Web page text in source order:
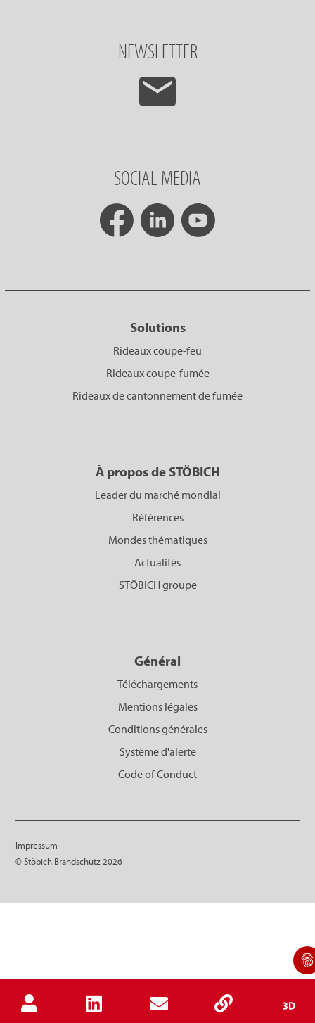
NEWSLETTER
SOCIAL MEDIA
Solutions
Rideaux coupe-feu
Rideaux coupe-fumée
Rideaux de cantonnement de fumée
À propos de STÖBICH
Leader du marché mondial
Références
Mondes thématiques
Actualités
STÖBICH groupe
Général
Téléchargements
Mentions légales
Conditions générales
Système d'alerte
Code of Conduct
Impressum
© Stöbich Brandschutz 2026